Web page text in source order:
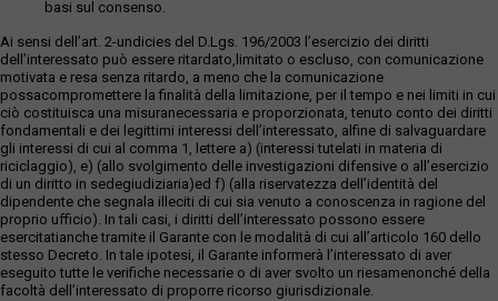
basi sul consenso.
Ai sensi dell’art. 2-undicies del D.Lgs. 196/2003 l’esercizio dei diritti
dell’interessato può essere ritardato,limitato o escluso, con comunicazione
motivata e resa senza ritardo, a meno che la comunicazione
possacompromettere la finalità della limitazione, per il tempo e nei limiti in cui
ciò costituisca una misuranecessaria e proporzionata, tenuto conto dei diritti
fondamentali e dei legittimi interessi dell’interessato, alfine di salvaguardare
gli interessi di cui al comma 1, lettere a) (interessi tutelati in materia di
riciclaggio), e) (allo svolgimento delle investigazioni difensive o all’esercizio
di un diritto in sedegiudiziaria)ed f) (alla riservatezza dell’identità del
dipendente che segnala illeciti di cui sia venuto a conoscenza in ragione del
proprio ufficio). In tali casi, i diritti dell’interessato possono essere
esercitatianche tramite il Garante con le modalità di cui all’articolo 160 dello
stesso Decreto. In tale ipotesi, il Garante informerà l’interessato di aver
eseguito tutte le verifiche necessarie o di aver svolto un riesamenonché della
facoltà dell’interessato di proporre ricorso giurisdizionale.